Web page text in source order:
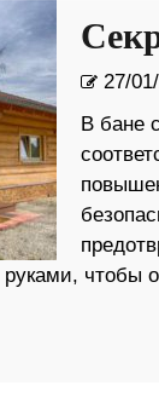
27/
В бане
чтобы